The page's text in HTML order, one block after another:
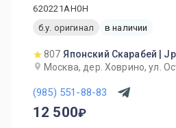
620221AH0H
б.у. оригинал
в наличии
807 Японский Скарабей |
Москва, дер. Ховрино, ул.
(985) 551-88-83
12 500